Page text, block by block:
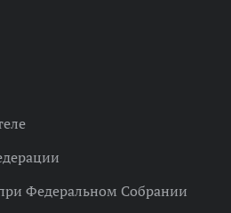
Федеральном Собрании